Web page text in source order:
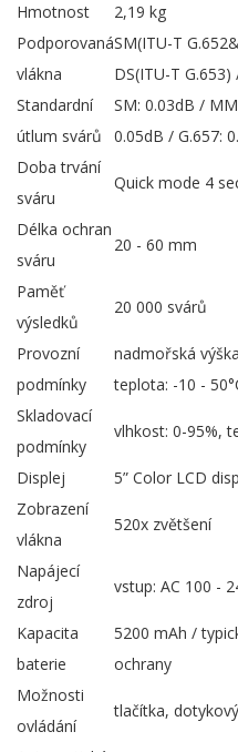
Hmotnost
2,19 kg
Podporovaná
vlákna
SM(ITU-T
DS(ITU-T
Standardní
útlum svárů
SM: 0.03dB /
0.05dB / G.657:
Doba trvání
sváru
Quick mode 4
Délka ochran
sváru
20 - 60 mm
Paměť
výsledků
20 000 svárů
Provozní
podmínky
nadmořská
teplota: -10 -
Skladovací
podmínky
vlhkost: 0-95%,
Displej
5” Color LCD
Zobrazení
vlákna
520x zvětšení
Napájecí
zdroj
vstup: AC 100 -
Kapacita
baterie
5200 mAh /
ochrany
Možnosti
ovládání
tlačítka,